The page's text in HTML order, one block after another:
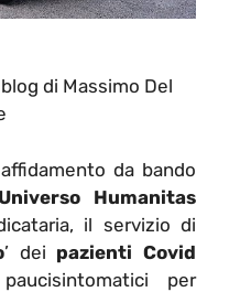
di Massimo Del
da bando
Humanitas
il servizio di
’ dei pazienti Covid
per